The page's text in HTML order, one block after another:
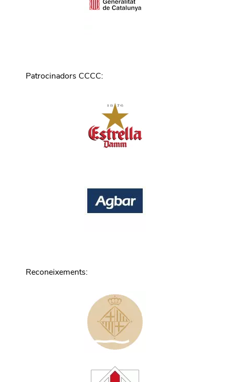
Patrocinadors CCCC:
Reconeixements: